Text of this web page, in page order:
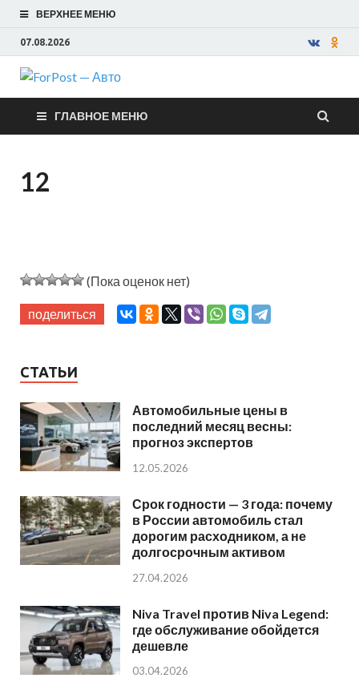
ВЕРХНЕЕ МЕНЮ
07.08.2026
ForPost —
Авто
ГЛАВНОЕ МЕНЮ
12
(Пока оценок нет)
поделиться
СТАТЬИ
Автомобильные цены в
последний месяц весны:
прогноз экспертов
12.05.2026
Срок годности — 3 года: почему
в России автомобиль стал
дорогим расходником, а не
долгосрочным активом
27.04.2026
Niva Travel против Niva Legend:
где обслуживание обойдется
дешевле
03.04.2026